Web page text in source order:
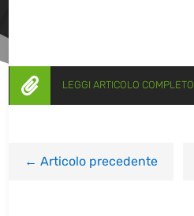
 LEGGI ARTICOLO COMPLETO
←Articolo precedente